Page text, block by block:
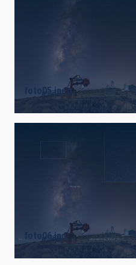
foto05.jpeg
foto06.jpg